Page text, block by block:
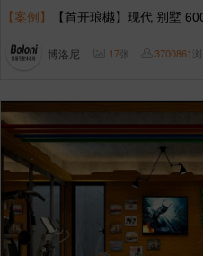
【案例】 【首开琅樾】现代 别墅
博洛尼 17张 3700861